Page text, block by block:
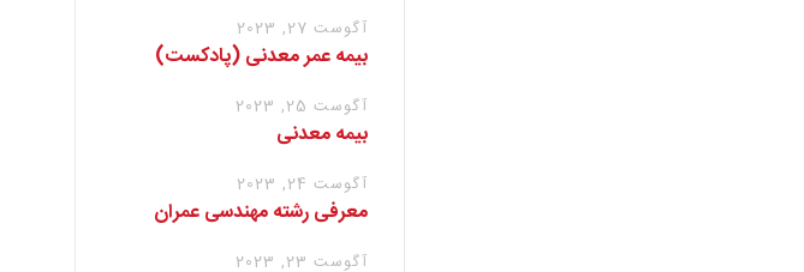
آگوست 27, 2023
بیمه عمر معدنی (پادکست)
آگوست 25, 2023
بیمه معدنی
آگوست 24, 2023
معرفی رشته مهندسی عمران
آگوست 23, 2023